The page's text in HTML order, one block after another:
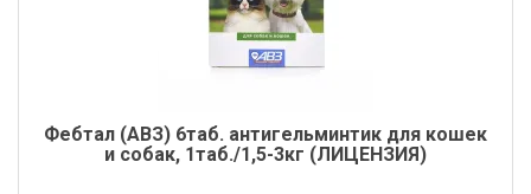
Фебтал (АВЗ) 6таб. антигельминтик для кошек
и собак, 1таб./1,5-3кг (ЛИЦЕНЗИЯ)